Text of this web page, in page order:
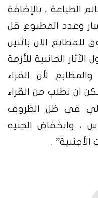
الطباعة ، بالإضافة
وعدد المطبوع قل
الان باثنين
الجانبية للأزمة
لأن القراء
ان نطلب من القراء
فى ظل الظروف
، وانخفاض الجنيه
.